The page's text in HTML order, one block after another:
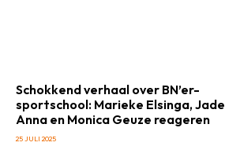
Schokkend verhaal over BN’er-
sportschool: Marieke Elsinga, Jade
Anna en Monica Geuze reageren
25 JULI 2025